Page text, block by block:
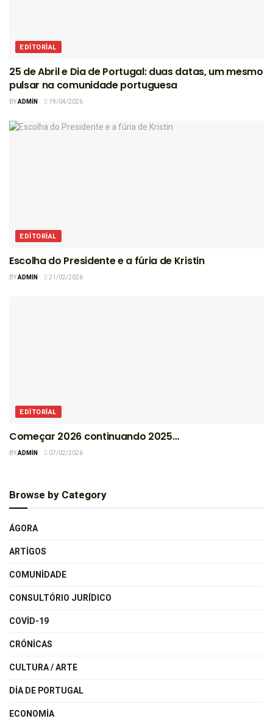
EDITORIAL
25 de Abril e Dia de Portugal: duas datas, um mesmo
pulsar na comunidade portuguesa
BYADMIN 19/04/2026
EDITORIAL
Escolha do Presidente e a fúria de Kristin
BYADMIN 21/02/2026
EDITORIAL
Começar 2026 continuando 2025…
BYADMIN 07/02/2026
Browse by Category
ÁGORA
ARTIGOS
COMUNIDADE
CONSULTÓRIO JURÍDICO
COVID-19
CRÓNICAS
CULTURA / ARTE
DIA DE PORTUGAL
ECONOMIA